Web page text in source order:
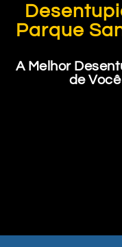
Parque
A Melhor
de